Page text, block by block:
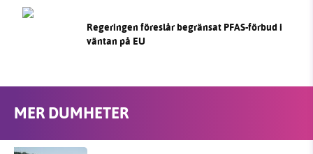
Regeringen föreslår begränsat PFAS-förbud i
väntan på EU
MER DUMHETER